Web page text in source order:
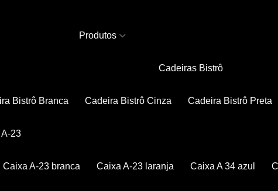
Produtos
Cadeiras Bistrô
Bistrô Branca Cadeira Bistrô Cinza Cadeira Bistrô Preta
A-23
Caixa A-23 branca Caixa A-23 laranja Caixa A 34 azul